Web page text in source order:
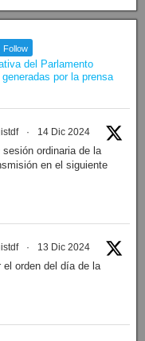
Follow
del Parlamento
por la prensa
· 14 Dic 2024
ordinaria de la
en el siguiente
· 13 Dic 2024
el orden del día de la